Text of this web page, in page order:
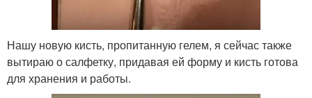
Нашу новую кисть, пропитанную гелем, я сейчас также
вытираю о салфетку, придавая ей форму и кисть готова
для хранения и работы.